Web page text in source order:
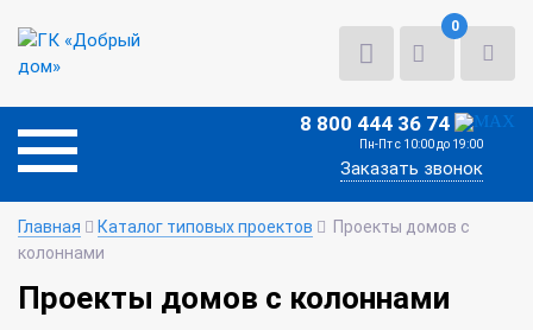
0
8 800 444 36 74
Пн-Пт с 10:00 до 19:00
Заказать звонок
Главная Каталог типовых проектов
Проекты домов с
колоннами
Проекты домов с колоннами